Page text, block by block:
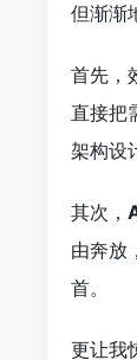
但渐渐
首先，
直接把
架构设
其次，
由奔放
首。
更让我